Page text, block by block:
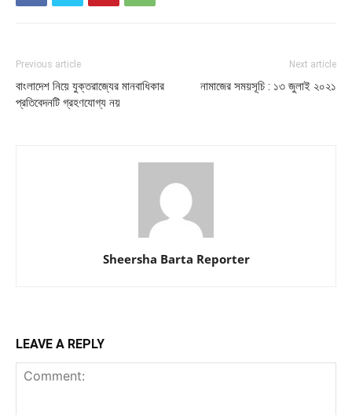
Previous article
বাংলাদেশ নিয়ে যুক্তরাজ্যের মানবাধিকার
প্রতিবেদনটি গ্রহণযোগ্য নয়
Next article
নামাজের সময়সূচি : ১৩ জুলাই ২০২১
Sheersha Barta Reporter
LEAVE A REPLY